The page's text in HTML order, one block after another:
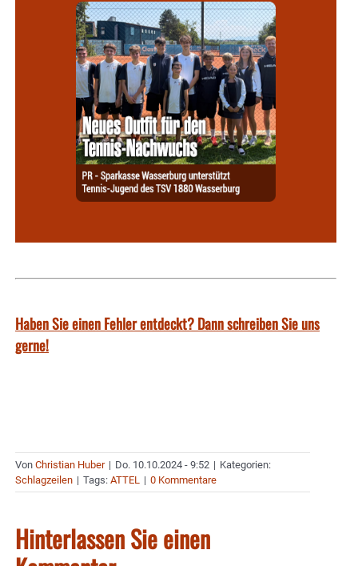
Haben Sie einen Fehler entdeckt? Dann schreiben Sie uns
gerne!
Von Christian Huber | Do. 10.10.2024 - 9:52 | Kategorien:
Schlagzeilen | Tags: ATTEL | 0 Kommentare
Hinterlassen Sie einen